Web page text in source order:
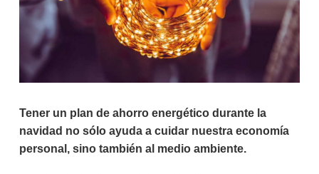
Tener un plan de ahorro energético durante la
navidad no sólo ayuda a cuidar nuestra economía
personal, sino también al medio ambiente.